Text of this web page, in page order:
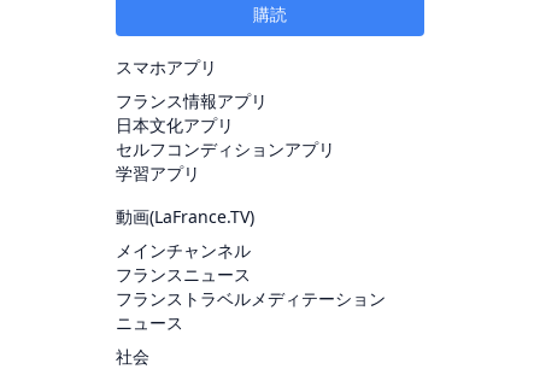
購読
スマホアプリ
フランス情報アプリ
日本文化アプリ
セルフコンディションアプリ
学習アプリ
動画(LaFrance.TV)
メインチャンネル
フランスニュース
フランストラベルメディテーション
ニュース
社会